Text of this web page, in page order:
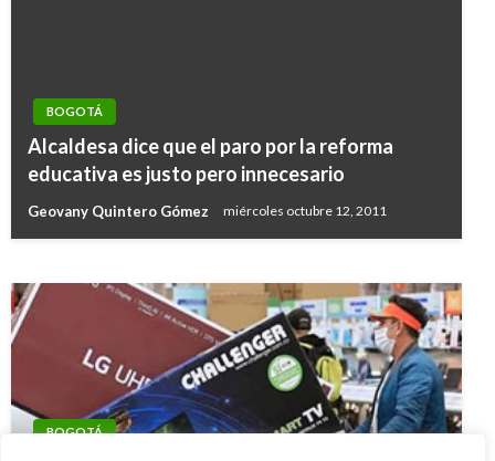
BOGOTÁ
Alcaldesa dice que el paro por la reforma
educativa es justo pero innecesario
Geovany Quintero Gómez miércoles octubre 12, 2011
Autoridades capturan a asesino de una menor
BOGOTÁ